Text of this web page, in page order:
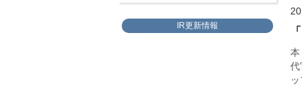
IR更新情報
本
代